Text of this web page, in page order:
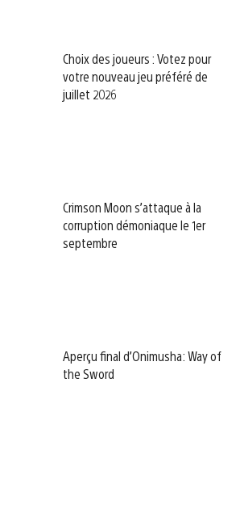
Choix des joueurs : Votez pour
votre nouveau jeu préféré de
juillet 2026
Crimson Moon s’attaque à la
corruption démoniaque le 1er
septembre
Aperçu final d’Onimusha: Way of
the Sword